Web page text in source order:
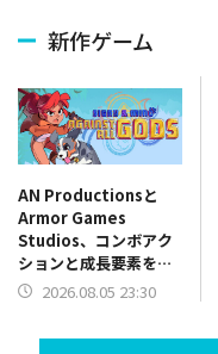
新作ゲーム
AN Productionsと
Armor Games
Studios、コンボアク
ションと成長要素を融
合させたバトル
2026.08.05 23:30